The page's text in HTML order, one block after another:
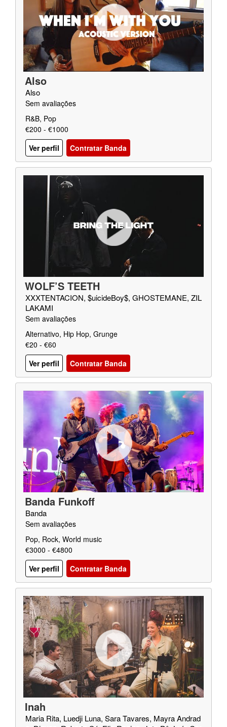
Also
Also
Sem avaliações
R&B, Pop
€200 - €1000
Ver perfil
Contratar Banda
WOLF’S TEETH
XXXTENTACION, $uicideBoy$, GHOSTEMANE, ZIL
LAKAMI
Sem avaliações
Alternativo, Hip Hop, Grunge
€20 - €60
Ver perfil
Contratar Banda
Banda Funkoff
Banda
Sem avaliações
Pop, Rock, World music
€3000 - €4800
Ver perfil
Contratar Banda
Inah
Maria Rita, Luedji Luna, Sara Tavares, Mayra Andrad